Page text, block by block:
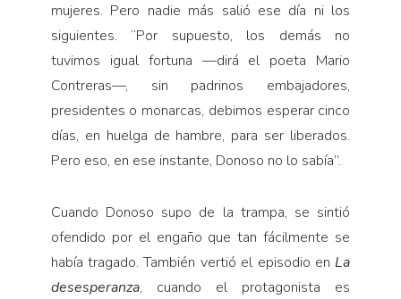
mujeres. Pero nadie más salió ese día ni los
siguientes. “Por supuesto, los demás no
tuvimos igual fortuna —dirá el poeta Mario
Contreras—, sin padrinos embajadores,
presidentes o monarcas, debimos esperar cinco
días, en huelga de hambre, para ser liberados.
Pero eso, en ese instante, Donoso no lo sabía”.
Cuando Donoso supo de la trampa, se sintió
ofendido por el engaño que tan fácilmente se
había tragado. También vertió el episodio en La
desesperanza, cuando el protagonista es